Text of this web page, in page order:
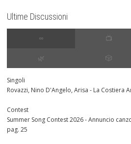
Ultime Discussioni
∞ 📺
🌿 🎲
Singoli
Rovazzi, Nino D'Angelo, Arisa - La Costiera
Contest
Summer Song Contest 2026 - Annuncio
pag. 25